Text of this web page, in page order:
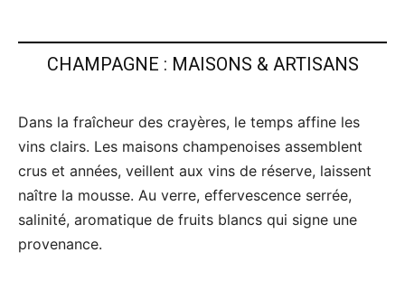
CHAMPAGNE : MAISONS & ARTISANS
Dans la fraîcheur des crayères, le temps affine les
vins clairs. Les maisons champenoises assemblent
crus et années, veillent aux vins de réserve, laissent
naître la mousse. Au verre, effervescence serrée,
salinité, aromatique de fruits blancs qui signe une
provenance.